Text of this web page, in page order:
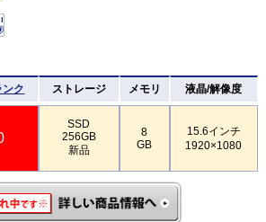
ク ストレージ メモリ 液晶/解像度
SSD
256GB
新品
8
GB
15.6インチ
1920×1080